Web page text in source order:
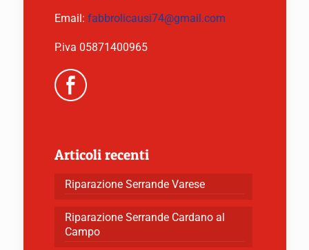
Email: fabbrolicausi74@gmail.com
P.iva 05871400965
Articoli recenti
Riparazione Serrande Varese
Riparazione Serrande Cardano al
Campo